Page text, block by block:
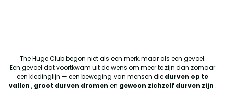
The Huge Club begon niet als een merk, maar als een gevoel.
Een gevoel dat voortkwam uit de wens om meer te zijn dan zomaar
een kledinglijn — een beweging van mensen die durven op te
vallen , groot durven dromen en gewoon zichzelf durven zijn .